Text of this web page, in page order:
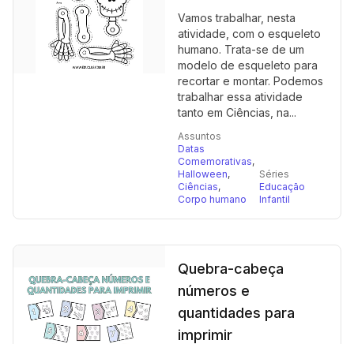
Vamos trabalhar, nesta
atividade, com o esqueleto
humano. Trata-se de um
modelo de esqueleto para
recortar e montar. Podemos
trabalhar essa atividade
tanto em Ciências, na...
Assuntos
Datas
Comemorativas,
Halloween,
Ciências,
Corpo humano
Séries
Educação
Infantil
Quebra-cabeça
números e
quantidades para
imprimir